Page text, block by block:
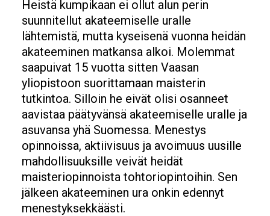
Heistä kumpikaan ei ollut alun perin
suunnitellut akateemiselle uralle
lähtemistä, mutta kyseisenä vuonna heidän
akateeminen matkansa alkoi. Molemmat
saapuivat 15 vuotta sitten Vaasan
yliopistoon suorittamaan maisterin
tutkintoa. Silloin he eivät olisi osanneet
aavistaa päätyvänsä akateemiselle uralle ja
asuvansa yhä Suomessa. Menestys
opinnoissa, aktiivisuus ja avoimuus uusille
mahdollisuuksille veivät heidät
maisteriopinnoista tohtoriopintoihin. Sen
jälkeen akateeminen ura onkin edennyt
menestyksekkäästi.